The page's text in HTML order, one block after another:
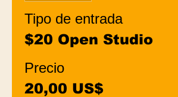
Tipo de entrada
$20 Open Studio
Precio
20,00 US$